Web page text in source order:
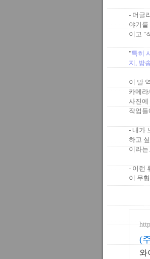
- 더글
야기
이고 "
"특히
지, 방
이 말
카메
사진에
작업
- 내가
하고
이라
- 이런
이 무
(
와